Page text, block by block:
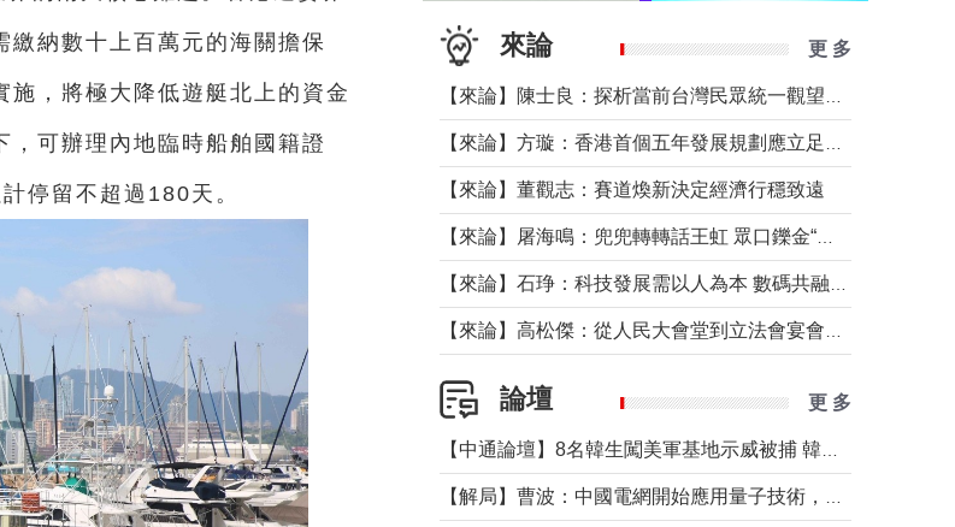
繳納數十上百萬元的海關擔保
，將極大降低遊艇北上的資金
，可辦理內地臨時船舶國籍證
停留不超過180天。
來論 更 多
【來論】董觀志：賽道煥新決定經濟行穩致遠
論壇 更 多